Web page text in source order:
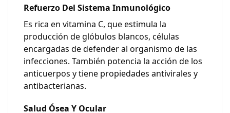
Refuerzo Del Sistema Inmunológico
Es rica en vitamina C, que estimula la
producción de glóbulos blancos, células
encargadas de defender al organismo de las
infecciones. También potencia la acción de los
anticuerpos y tiene propiedades antivirales y
antibacterianas.
Salud Ósea Y Ocular